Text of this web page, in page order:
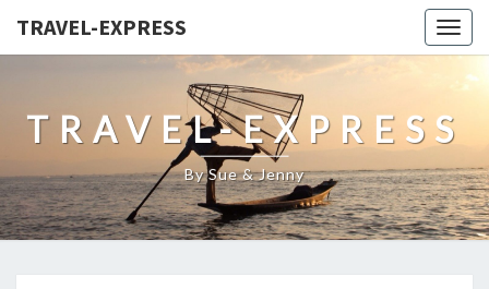
TRAVEL-EXPRESS
TRAVEL-EXPRESS
By Sue & Jenny